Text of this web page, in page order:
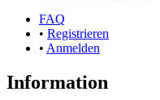
FAQ
• Registrieren
• Anmelden
Information